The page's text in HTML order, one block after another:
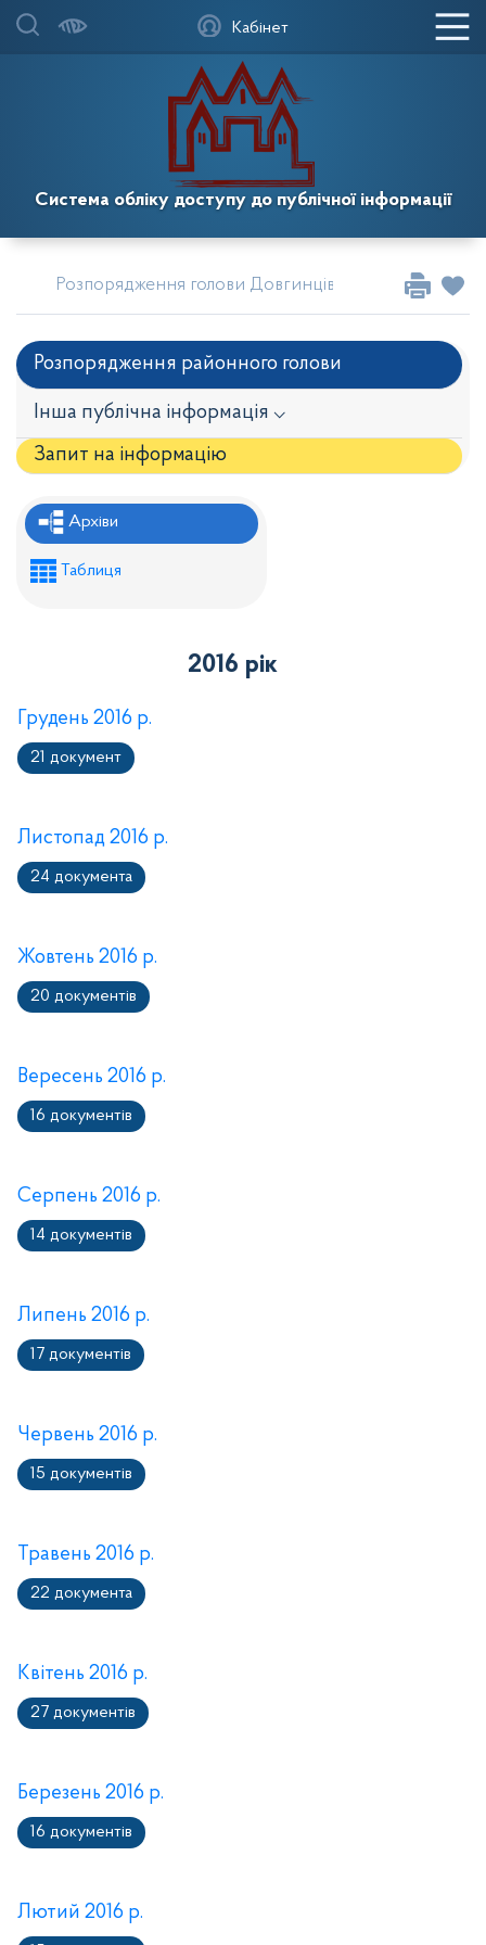
Система обліку доступу до публічної інформації
Кабінет
Розпорядження голови Довгинцівської районної в
Розпорядження районного голови
Інша публічна інформація ⌵
Запит на iнформацію
Рішення районної ради
Рішення виконавчого комітету
Розпорядження районного голови
Проекти рішень районної ради
Проєкти рішень виконавчого комітету
Архіви
Таблиця
2016 рік
Грудень 2016 р.
21 документ
Листопад 2016 р.
24 документа
Жовтень 2016 р.
20 документів
Вересень 2016 р.
16 документів
Серпень 2016 р.
14 документів
Липень 2016 р.
17 документів
Червень 2016 р.
15 документів
Травень 2016 р.
22 документа
Квітень 2016 р.
27 документів
Березень 2016 р.
16 документів
Лютий 2016 р.